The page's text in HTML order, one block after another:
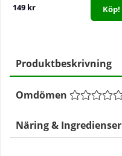
149 kr Köp!
Produktbeskrivning
Omdömen
Näring & Ingredienser